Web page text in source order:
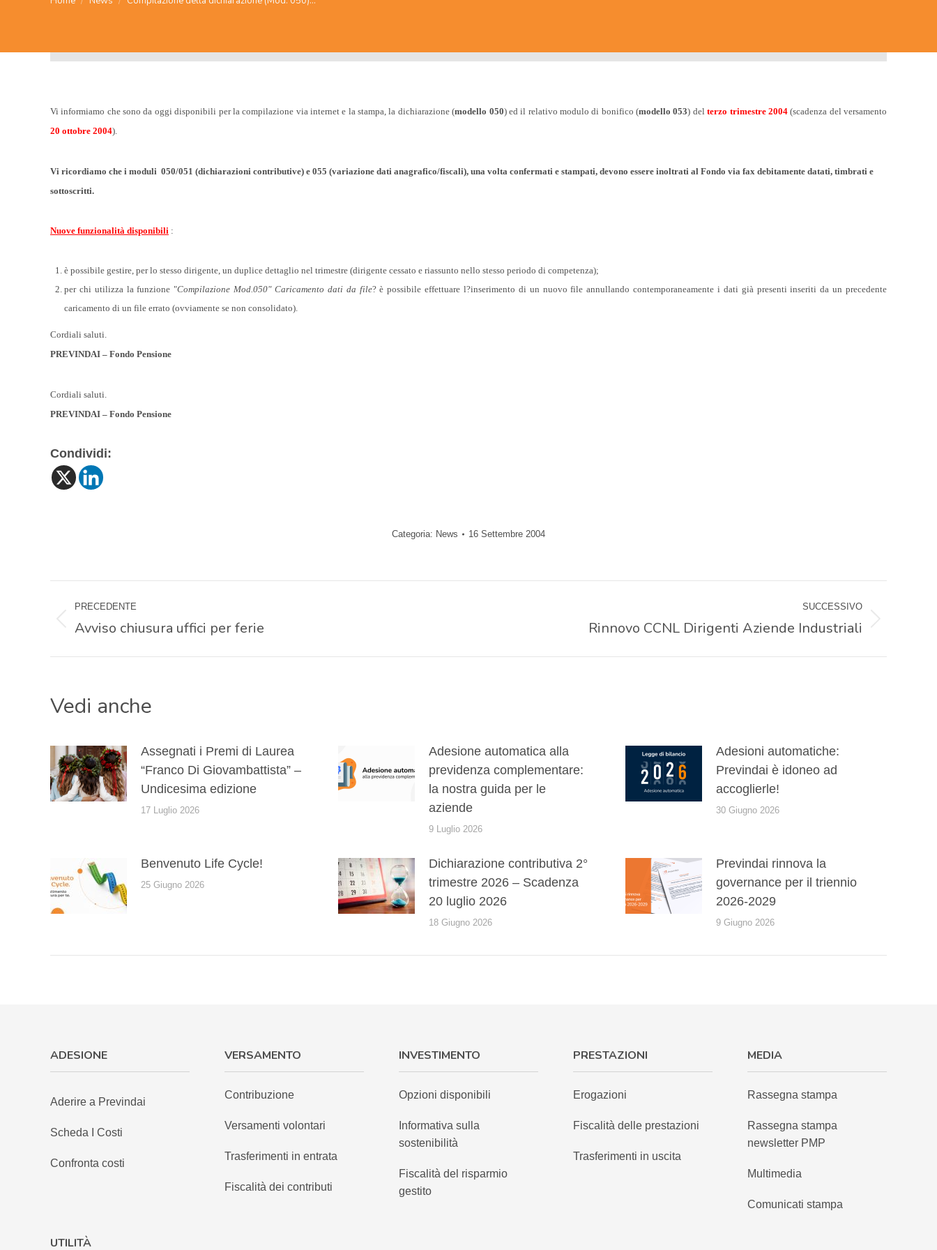
Vi informiamo che sono da oggi disponibili per la compilazione via internet e la stampa, la dichiarazione (modello 050) ed il relativo modulo di bonifico (modello 053) delterzo trimestre 2004(scadenza del versamento
20 ottobre 2004).
Vi ricordiamo che i moduli 050/051 (dichiarazioni contributive) e 055 (variazione dati anagrafico/fiscali), una volta confermati e stampati, devono essere inoltrati al Fondo via fax debitamente datati, timbrati e
sottoscritti.
Nuove funzionalità disponibili :
è possibile gestire, per lo stesso dirigente, un duplice dettaglio nel trimestre (dirigente cessato e riassunto nello stesso periodo di competenza);
per chi utilizza la funzione "Compilazione Mod.050" Caricamento dati da file? è possibile effettuare l?inserimento di un nuovo file annullando contemporaneamente i dati già presenti inseriti da un precedente
caricamento di un file errato (ovviamente se non consolidato).
Cordiali saluti.
PREVINDAI – Fondo Pensione
Cordiali saluti.
PREVINDAI – Fondo Pensione
Condividi:
Categoria: News 16 Settembre 2004
Naviga
tra
post
PRECEDENTE
Post
Avviso chiusura uffici per ferie
SUCCESSIVO
Rinnovo CCNL Dirigenti Aziende Industriali
Vedi anche
Assegnati i Premi di Laurea
“Franco Di Giovambattista” –
Undicesima edizione
17 Luglio 2026
Adesione automatica alla
previdenza complementare:
la nostra guida per le
aziende
9 Luglio 2026
Adesioni automatiche:
Previndai è idoneo ad
accoglierle!
30 Giugno 2026
Benvenuto Life Cycle!
25 Giugno 2026
Dichiarazione contributiva 2°
trimestre 2026 – Scadenza
20 luglio 2026
18 Giugno 2026
Previndai rinnova la
governance per il triennio
2026-2029
9 Giugno 2026
ADESIONE
Aderire a Previndai
Scheda I Costi
Confronta costi
VERSAMENTO
Contribuzione
Versamenti volontari
Trasferimenti in entrata
Fiscalità dei contributi
INVESTIMENTO
Opzioni disponibili
Informativa sulla
sostenibilità
Fiscalità del risparmio
gestito
PRESTAZIONI
Erogazioni
Fiscalità delle prestazioni
Trasferimenti in uscita
MEDIA
Rassegna stampa
Rassegna stampa
newsletter PMP
Multimedia
Comunicati stampa
UTILITÀ